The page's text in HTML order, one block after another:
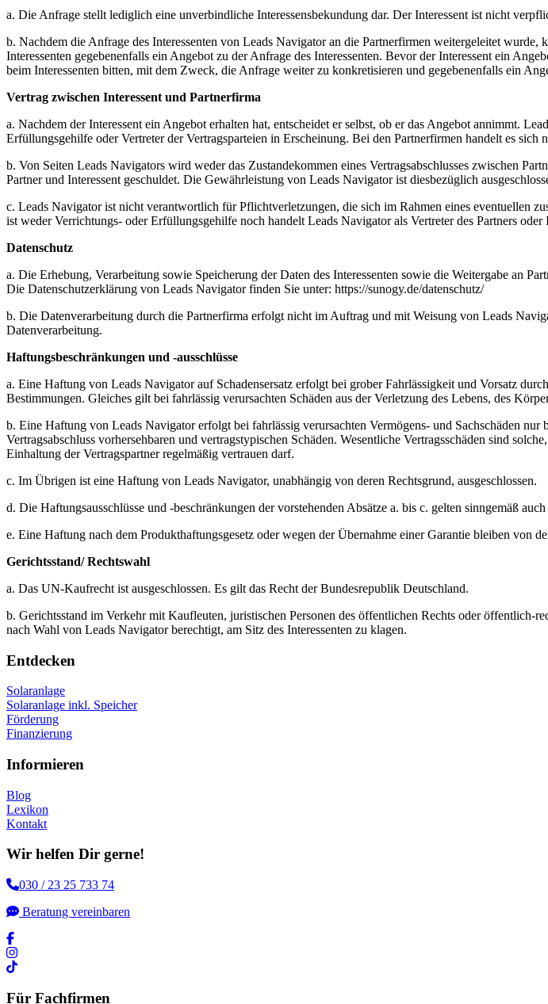
a. Die Anfrage stellt lediglich eine unverbindliche Interessensbekundung dar. Der Interessent ist nicht
b. Nachdem die Anfrage des Interessenten von Leads Navigator an die Partnerfirmen weitergeleitet
Interessenten gegebenenfalls ein Angebot zu der Anfrage des Interessenten. Bevor der Interessent ein
beim Interessenten bitten, mit dem Zweck, die Anfrage weiter zu konkretisieren und gegebenenfalls ein
Vertrag zwischen Interessent und Partnerfirma
a. Nachdem der Interessent ein Angebot erhalten hat, entscheidet er selbst, ob er das Angebot annimmt.
Erfüllungsgehilfe oder Vertreter der Vertragsparteien in Erscheinung. Bei den Partnerfirmen handelt es
b. Von Seiten Leads Navigators wird weder das Zustandekommen eines Vertragsabschlusses zwischen
Partner und Interessent geschuldet. Die Gewährleistung von Leads Navigator ist diesbezüglich
c. Leads Navigator ist nicht verantwortlich für Pflichtverletzungen, die sich im Rahmen eines eventuellen
ist weder Verrichtungs- oder Erfüllungsgehilfe noch handelt Leads Navigator als Vertreter des Partners oder
Datenschutz
a. Die Erhebung, Verarbeitung sowie Speicherung der Daten des Interessenten sowie die Weitergabe an
Die Datenschutzerklärung von Leads Navigator finden Sie unter: https://sunogy.de/datenschutz/
b. Die Datenverarbeitung durch die Partnerfirma erfolgt nicht im Auftrag und mit Weisung von Leads
Datenverarbeitung.
Haftungsbeschränkungen und -ausschlüsse
a. Eine Haftung von Leads Navigator auf Schadensersatz erfolgt bei grober Fahrlässigkeit und Vorsatz
Bestimmungen. Gleiches gilt bei fahrlässig verursachten Schäden aus der Verletzung des Lebens, des
b. Eine Haftung von Leads Navigator erfolgt bei fahrlässig verursachten Vermögens- und Sachschäden
Vertragsabschluss vorhersehbaren und vertragstypischen Schäden. Wesentliche Vertragsschäden sind
Einhaltung der Vertragspartner regelmäßig vertrauen darf.
c. Im Übrigen ist eine Haftung von Leads Navigator, unabhängig von deren Rechtsgrund, ausgeschlossen.
d. Die Haftungsausschlüsse und -beschränkungen der vorstehenden Absätze a. bis c. gelten sinngemäß
e. Eine Haftung nach dem Produkthaftungsgesetz oder wegen der Übernahme einer Garantie bleiben von
Gerichtsstand/ Rechtswahl
a. Das UN-Kaufrecht ist ausgeschlossen. Es gilt das Recht der Bundesrepublik Deutschland.
b. Gerichtsstand im Verkehr mit Kaufleuten, juristischen Personen des öffentlichen Rechts oder
nach Wahl von Leads Navigator berechtigt, am Sitz des Interessenten zu klagen.
Entdecken
Solaranlage
Solaranlage inkl. Speicher
Förderung
Finanzierung
Informieren
Blog
Lexikon
Kontakt
Wir helfen Dir gerne!
030 / 23 25 733 74
Beratung vereinbaren
Für Fachfirmen